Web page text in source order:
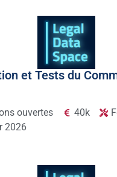
et Tests du
ouvertes 40k
2026